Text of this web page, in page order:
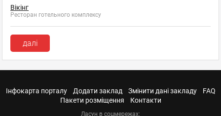
Вікінг
Ресторан готельного комплексу
далі
Інфокарта порталу Додати заклад Змінити дані закладу
FAQ
Пакети розміщення
Контакти
Ласун в соцмережах: